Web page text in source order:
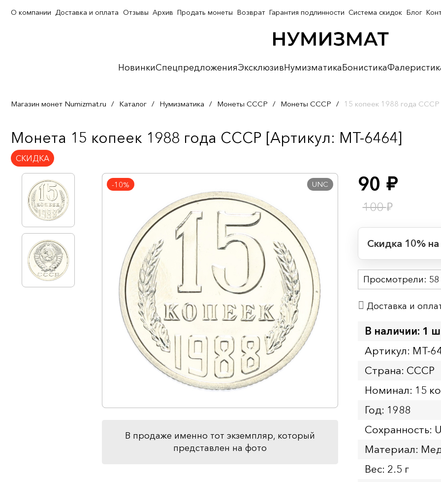
НовинкиСпецпредложенияЭксклюзивНумизматикаБонистика
О компании Доставка и оплата Отзывы Архив Продать монеты Возврат Гарантия подлинности Система скидок Блог
Магазин монет Numizmat.ru / Каталог / Нумизматика / Монеты СССР / Монеты СССР / 15 копеек 1988 года СССР
Монета 15 копеек 1988 года СССР [Артикул: MT-6464]
СКИДКА
-10% UNC
В продаже именно тот экземпляр, который
представлен на фото
90 руб.
100₽
Скидка 10%
Начало:
Окончание:
Просмотрели: 58
Доставка и
В наличии: 1
Артикул: MT-
Страна: СССР
Номинал: 15
Год: 1988
Сохранность:
Материал:
Вес: 2.5 г